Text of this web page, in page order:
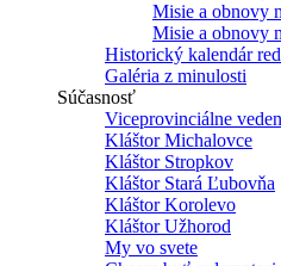
Misie a obnovy
Misie a obnovy
Historický kalendár
Galéria z minulosti
Súčasnosť
Viceprovinciálne
Kláštor Michalovce
Kláštor Stropkov
Kláštor Stará Ľubovňa
Kláštor Korolevo
Kláštor Užhorod
My vo svete